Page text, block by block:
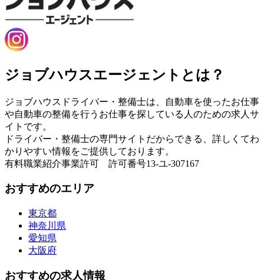
ジョブハウスエージェントとは？
ジョブハウスドライバー・整備士は、自動車を使ったお仕事
や自動車の整備を行うお仕事を探している人のための求人サ
イトです。
ドライバー・整備士の専門サイトだからできる、詳しくてわ
かりやすい情報をご提供しております。
有料職業紹介事業許可 許可番号13-ユ-307167
おすすめのエリア
東京都
神奈川県
愛知県
大阪府
おすすめの求人情報